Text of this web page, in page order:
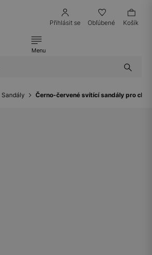
Přihlásit se Obľúbené Košík
Menu
Sandály Černo-červené svítící sandály pro